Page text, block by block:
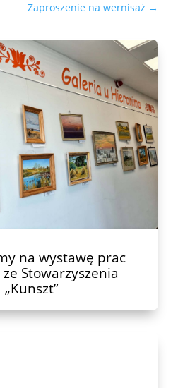
Zaproszenie na wernisaż →
na wystawę prac
Stowarzyszenia
„Kunszt”